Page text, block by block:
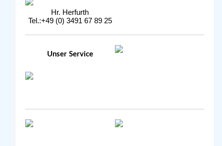
Hr. Herfurth
Tel.:+49 (0) 3491 67 89 25
Unser Service